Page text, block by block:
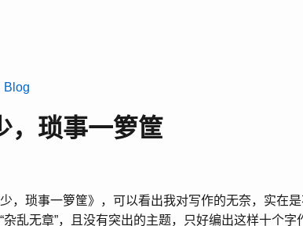
Blog
，琐事一箩筐
，琐事一箩筐》，可以看出我对写作的无奈，实在
杂乱无章”，且没有突出的主题，只好编出这样十个字